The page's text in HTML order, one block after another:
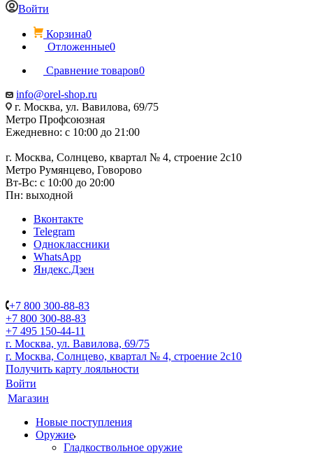
Войти
Корзина0
Отложенные0
Сравнение товаров0
info@orel-shop.ru
г. Москва, ул. Вавилова, 69/75
Метро Профсоюзная
Ежедневно: с 10:00 до 21:00
г. Москва, Солнцево, квартал № 4, строение 2с10
Метро Румянцево, Говорово
Вт-Вс: с 10:00 до 20:00
Пн: выходной
Вконтакте
Telegram
Одноклассники
WhatsApp
Яндекс.Дзен
+7 800 300-88-83
+7 800 300-88-83
+7 495 150-44-11
г. Москва, ул. Вавилова, 69/75
г. Москва, Солнцево, квартал № 4, строение 2с10
Получить карту лояльности
Войти
Магазин
Новые поступления
Оружие
Гладкоствольное оружие